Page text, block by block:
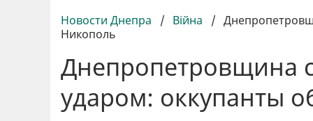
Новости Днепра / Війна /
Никополь
Днепропетровщина
ударом: оккупанты